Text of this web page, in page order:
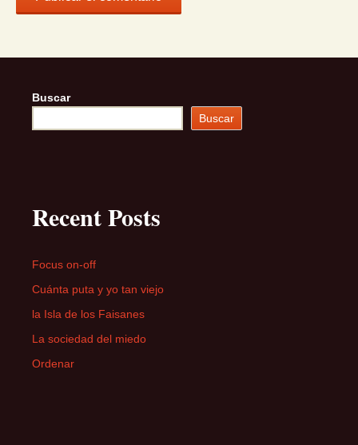
Buscar
Buscar
Recent Posts
Focus on-off
Cuánta puta y yo tan viejo
la Isla de los Faisanes
La sociedad del miedo
Ordenar